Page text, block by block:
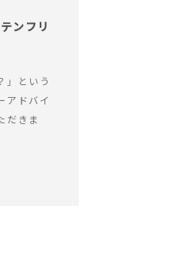
ンフリ
」という
アドバイ
だきま